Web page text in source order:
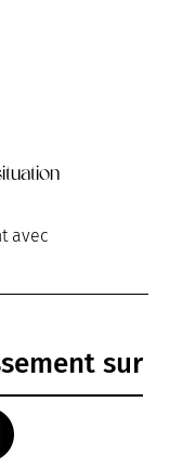
avec
sur